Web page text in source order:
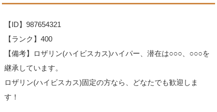
【ID】987654321
【ランク】400
【備考】ロザリン(ハイビスカス)ハイパー、潜在は○○○、○○○を
継承しています。
ロザリン(ハイビスカス)固定の方なら、どなたでも歓迎しま
す！